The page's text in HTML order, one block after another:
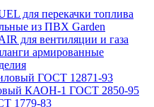
для перекачки топлива
из ПВХ Garden
для вентиляции и газа
армированные
ГОСТ 12871-93
КАОН-1 ГОСТ 2850-95
1779-83